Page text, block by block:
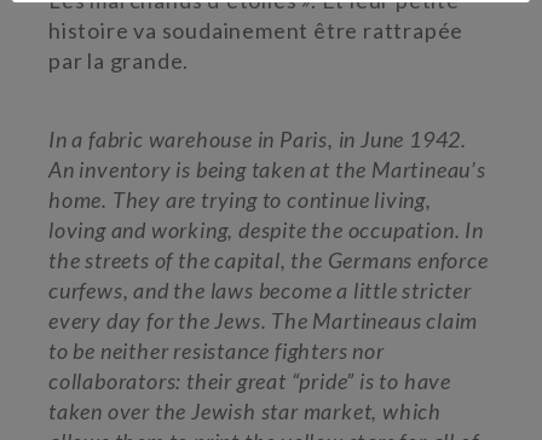
histoire va soudainement être rattrapée
par la grande.
In a fabric warehouse in Paris, in June 1942.
An inventory is being taken at the Martineau’s
home. They are trying to continue living,
loving and working, despite the occupation. In
the streets of the capital, the Germans enforce
curfews, and the laws become a little stricter
every day for the Jews. The Martineaus claim
to be neither resistance fighters nor
collaborators: their great “pride” is to have
taken over the Jewish star market, which